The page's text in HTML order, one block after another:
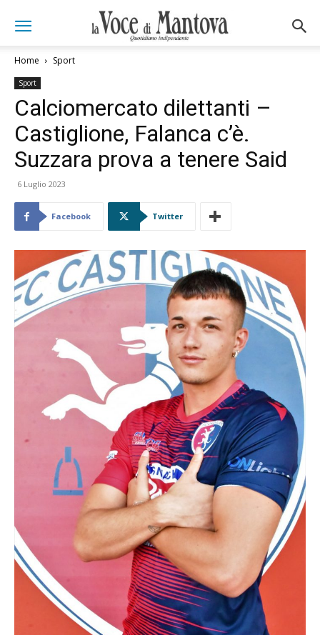
Home Sport
Sport
Calciomercato dilettanti –
Castiglione, Falanca c’è.
Suzzara prova a tenere Said
6 Luglio 2023
Facebook Twitter